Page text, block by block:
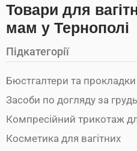
Товари для
мам у Тернополі
Підкатегорії
Бюстгалтери та
Засоби по догляду за
Компресійний трикотаж
Косметика для вагітних